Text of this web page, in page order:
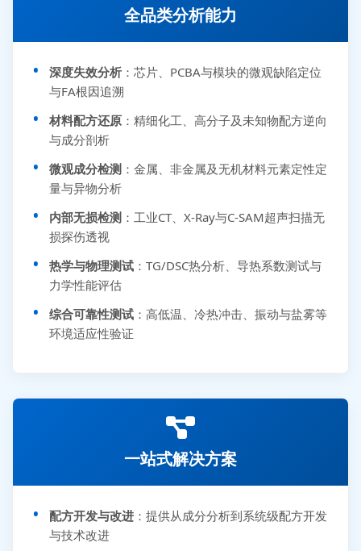
全品类分析能力
深度失效分析 ：芯片、PCBA与模块的微观缺陷定位
与FA根因追溯
材料配方还原 ：精细化工、高分子及未知物配方逆向
与成分剖析
微观成分检测 ：金属、非金属及无机材料元素定性定
量与异物分析
内部无损检测 ：工业CT、X-Ray与C-SAM超声扫描无
损探伤透视
热学与物理测试 ：TG/DSC热分析、导热系数测试与
力学性能评估
综合可靠性测试 ：高低温、冷热冲击、振动与盐雾等
环境适应性验证
一站式解决方案
配方开发与改进 ：提供从成分分析到系统级配方开发
与技术改进